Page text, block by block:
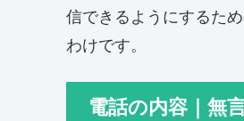
信できるようにするた
わけです。
電話の内容｜無